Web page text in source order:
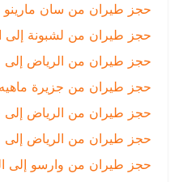
حجز طيران من سان مارينو إلى
حجز طيران من لشبونة إلى
حجز طيران من الرياض إلى
حجز طيران من جزيرة ماهيه إلى
حجز طيران من الرياض إلى جزيرة
حجز طيران من الرياض إلى وارسو
حجز طيران من وارسو إلى الرياض